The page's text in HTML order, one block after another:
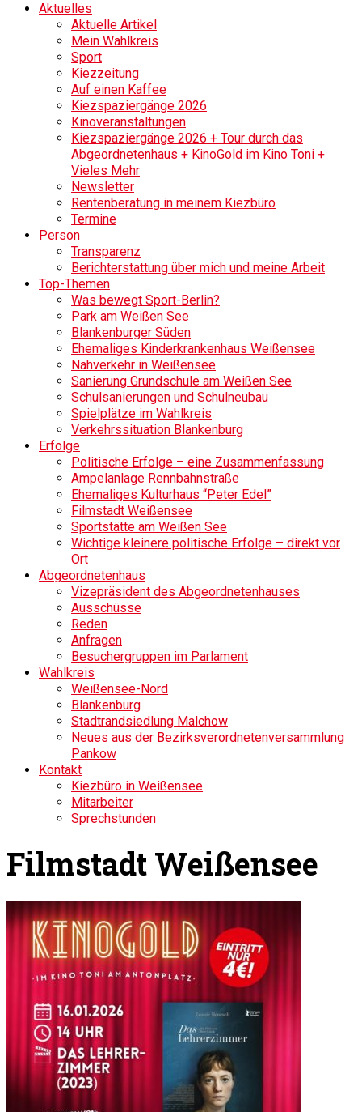
Aktuelles
Aktuelle Artikel
Mein Wahlkreis
Sport
Kiezzeitung
Auf einen Kaffee
Kiezspaziergänge 2026
Kinoveranstaltungen
Kiezspaziergänge 2026 + Tour durch das
Abgeordnetenhaus + KinoGold im Kino Toni +
Vieles Mehr
Newsletter
Rentenberatung in meinem Kiezbüro
Termine
Person
Transparenz
Berichterstattung über mich und meine Arbeit
Top-Themen
Was bewegt Sport-Berlin?
Park am Weißen See
Blankenburger Süden
Ehemaliges Kinderkrankenhaus Weißensee
Nahverkehr in Weißensee
Sanierung Grundschule am Weißen See
Schulsanierungen und Schulneubau
Spielplätze im Wahlkreis
Verkehrssituation Blankenburg
Erfolge
Politische Erfolge – eine Zusammenfassung
Ampelanlage Rennbahnstraße
Ehemaliges Kulturhaus “Peter Edel”
Filmstadt Weißensee
Sportstätte am Weißen See
Wichtige kleinere politische Erfolge – direkt vor
Ort
Abgeordnetenhaus
Vizepräsident des Abgeordnetenhauses
Ausschüsse
Reden
Anfragen
Besuchergruppen im Parlament
Wahlkreis
Weißensee-Nord
Blankenburg
Stadtrandsiedlung Malchow
Neues aus der Bezirksverordnetenversammlung
Pankow
Kontakt
Kiezbüro in Weißensee
Mitarbeiter
Sprechstunden
Filmstadt Weißensee